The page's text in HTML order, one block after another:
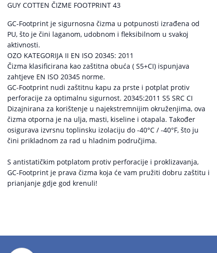
GUY COTTEN ČIZME FOOTPRINT 43
GC-Footprint je sigurnosna čizma u potpunosti izrađena od
PU, što je čini laganom, udobnom i fleksibilnom u svakoj
aktivnosti.
OZO KATEGORIJA II EN ISO 20345: 2011
Čizma klasificirana kao zaštitna obuća ( S5+CI) ispunjava
zahtjeve EN ISO 20345 norme.
GC-Footprint nudi zaštitnu kapu za prste i potplat protiv
perforacije za optimalnu sigurnost. 20345:2011 S5 SRC CI
Dizajnirana za korištenje u najekstremnijim okruženjima, ova
čizma otporna je na ulja, masti, kiseline i otapala. Također
osigurava izvrsnu toplinsku izolaciju do -40°C / -40°F, što ju
čini prikladnom za rad u hladnim područjima.
S antistatičkim potplatom protiv perforacije i proklizavanja,
GC-Footprint je prava čizma koja će vam pružiti dobru zaštitu i
prianjanje gdje god krenuli!